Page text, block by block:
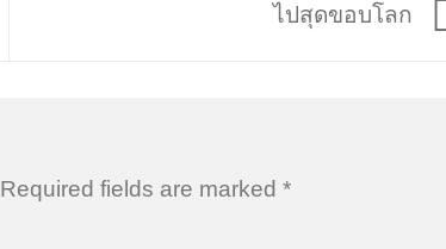
ไปสุดขอบโลก
Required fields are marked *